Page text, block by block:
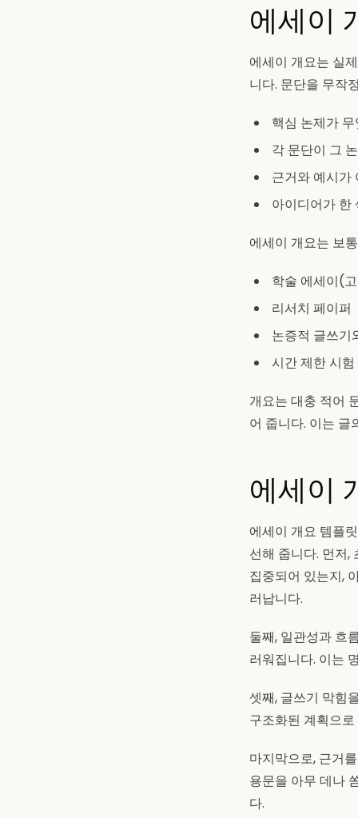
에세이
에세이 개요는 실
니다. 문단을 무작
핵심 논제가
각 문단이 그
근거와 예시가
아이디어가 한
에세이 개요는 보
학술 에세이(
리서치 페이퍼
논증적 글쓰기
시간 제한 시
개요는 대충 적어
어 줍니다. 이는 글
에세이
에세이 개요 템플
선해 줍니다. 먼저,
집중되어 있는지,
러납니다.
둘째, 일관성과 흐
러워집니다. 이는
셋째, 글쓰기 막힘
구조화된 계획으
마지막으로, 근거
용문을 아무 데나
다.